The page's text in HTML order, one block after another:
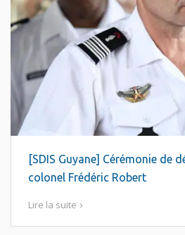
[SDIS Guyane] Cérémonie de
colonel Frédéric Robert
Lire la suite